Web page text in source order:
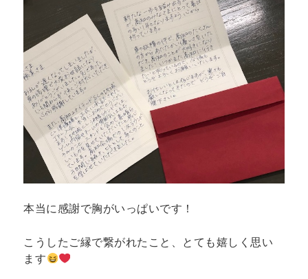
本当に感謝で胸がいっぱいです！
こうしたご縁で繋がれたこと、とても嬉しく思い
ます